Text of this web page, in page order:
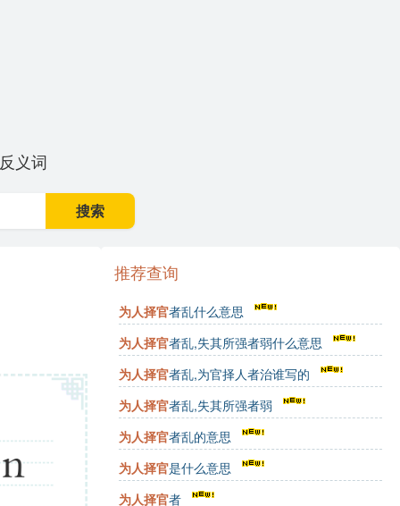
反义词
搜索
推荐查询
为人择官者乱什么意思
为人择官者乱,失其所强者弱什么意思
为人择官者乱,为官择人者治谁写的
为人择官者乱,失其所强者弱
为人择官者乱的意思
为人择官是什么意思
为人择官者